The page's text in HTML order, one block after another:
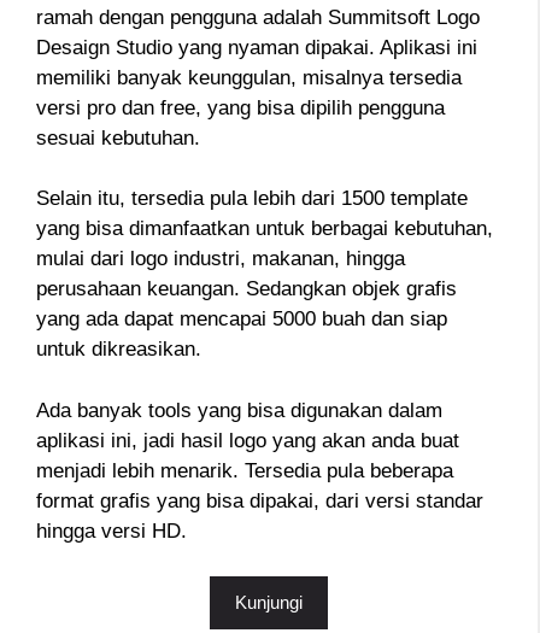
ramah dengan pengguna adalah Summitsoft Logo
Desaign Studio yang nyaman dipakai. Aplikasi ini
memiliki banyak keunggulan, misalnya tersedia
versi pro dan free, yang bisa dipilih pengguna
sesuai kebutuhan.
Selain itu, tersedia pula lebih dari 1500 template
yang bisa dimanfaatkan untuk berbagai kebutuhan,
mulai dari logo industri, makanan, hingga
perusahaan keuangan. Sedangkan objek grafis
yang ada dapat mencapai 5000 buah dan siap
untuk dikreasikan.
Ada banyak tools yang bisa digunakan dalam
aplikasi ini, jadi hasil logo yang akan anda buat
menjadi lebih menarik. Tersedia pula beberapa
format grafis yang bisa dipakai, dari versi standar
hingga versi HD.
Kunjungi